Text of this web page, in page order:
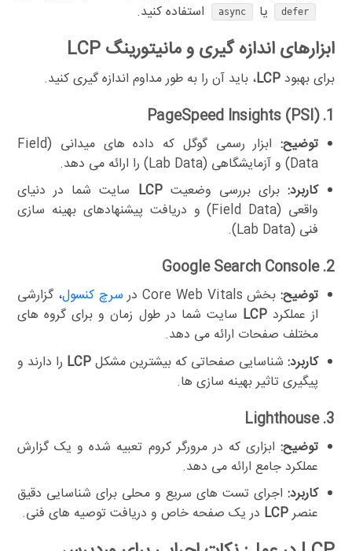
defer یا async استفاده کنید.
ابزارهای اندازه گیری و مانیتورینگ LCP
برای بهبودLCP، باید آن را به طور مداوم اندازه گیری کنید.
1. PageSpeed Insights (PSI)
توضیح:
ابزار رسمی گوگل که داده های میدانی (Field
Data) و آزمایشگاهی (Lab Data) را ارائه می دهد.
کاربرد:برای بررسی وضعیتLCP سایت شما در دنیای
واقعی (Field Data) و دریافت پیشنهادهای بهینه سازی
فنی (Lab Data).
2. Google Search Console
توضیح:بخش Core Web Vitals در سرچ کنسول، گزارشی
از عملکردLCP سایت شما در طول زمان و برای گروه های
مختلف صفحات ارائه می دهد.
کاربرد:شناسایی صفحاتی که بیشترین مشکلLCP را دارند و
پیگیری تاثیر بهینه سازی ها.
3. Lighthouse
توضیح:ابزاری که در مرورگر کروم تعبیه شده و یک گزارش
عملکرد جامع ارائه می دهد.
کاربرد:اجرای تست های سریع و محلی برای شناسایی دقیق
عنصرLCP در یک صفحه خاص و دریافت توصیه های فنی.